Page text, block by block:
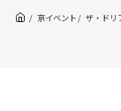
京イベント ザ・ドリ